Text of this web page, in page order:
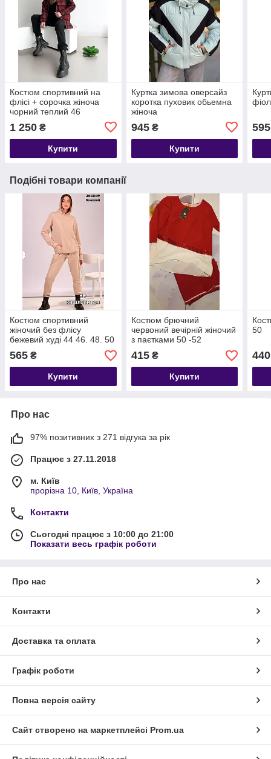
Костюм спортивний на
флісі + сорочка жіноча
чорний теплий 46
1 250 ₴
Купити
Куртка зимова оверсайз
коротка пуховик обьемна
жіноча
945₴
Купити
595
Подібні товари компанії
Костюм спортивний
жіночий без флісу
бежевий худі 44 46. 48. 50
565 ₴
Купити
Костюм брючний
червоний вечірній жіночий
з паєтками 50 -52
415₴
Купити
50
440
Про нас
97% позитивних з 271 відгука за рік
Працює з 27.11.2018
м. Київ
прорізна 10, Київ, Україна
Контакти
Сьогодні працює з 10:00 до 21:00
Показати весь графік роботи
Про нас
Контакти
Доставка та оплата
Графік роботи
Повна версія сайту
Сайт створено на маркетплейсі Prom.ua